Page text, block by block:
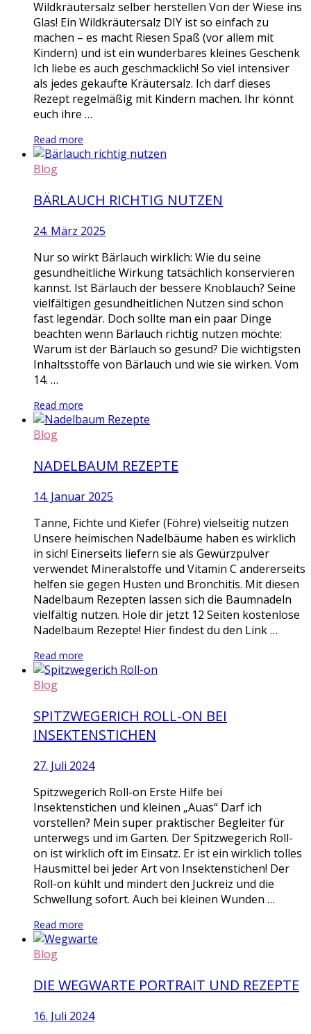
Wildkräutersalz selber herstellen Von der Wiese ins
Glas! Ein Wildkräutersalz DIY ist so einfach zu
machen – es macht Riesen Spaß (vor allem mit
Kindern) und ist ein wunderbares kleines Geschenk
Ich liebe es auch geschmacklich! So viel intensiver
als jedes gekaufte Kräutersalz. Ich darf dieses
Rezept regelmäßig mit Kindern machen. Ihr könnt
euch ihre …
Read more
Blog
BÄRLAUCH RICHTIG NUTZEN
24. März 2025
Nur so wirkt Bärlauch wirklich: Wie du seine
gesundheitliche Wirkung tatsächlich konservieren
kannst. Ist Bärlauch der bessere Knoblauch? Seine
vielfältigen gesundheitlichen Nutzen sind schon
fast legendär. Doch sollte man ein paar Dinge
beachten wenn Bärlauch richtig nutzen möchte:
Warum ist der Bärlauch so gesund? Die wichtigsten
Inhaltsstoffe von Bärlauch und wie sie wirken. Vom
14. …
Read more
Blog
NADELBAUM REZEPTE
14. Januar 2025
Tanne, Fichte und Kiefer (Föhre) vielseitig nutzen
Unsere heimischen Nadelbäume haben es wirklich
in sich! Einerseits liefern sie als Gewürzpulver
verwendet Mineralstoffe und Vitamin C andererseits
helfen sie gegen Husten und Bronchitis. Mit diesen
Nadelbaum Rezepten lassen sich die Baumnadeln
vielfältig nutzen. Hole dir jetzt 12 Seiten kostenlose
Nadelbaum Rezepte! Hier findest du den Link …
Read more
Blog
SPITZWEGERICH ROLL-ON BEI
INSEKTENSTICHEN
27. Juli 2024
Spitzwegerich Roll-on Erste Hilfe bei
Insektenstichen und kleinen „Auas“ Darf ich
vorstellen? Mein super praktischer Begleiter für
unterwegs und im Garten. Der Spitzwegerich Roll-
on ist wirklich oft im Einsatz. Er ist ein wirklich tolles
Hausmittel bei jeder Art von Insektenstichen! Der
Roll-on kühlt und mindert den Juckreiz und die
Schwellung sofort. Auch bei kleinen Wunden …
Read more
Blog
DIE WEGWARTE PORTRAIT UND REZEPTE
16. Juli 2024